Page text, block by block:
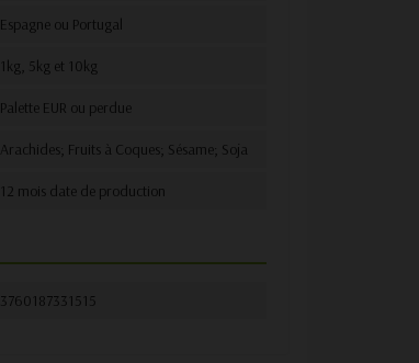
Espagne ou Portugal
1kg, 5kg et 10kg
Palette EUR ou perdue
Arachides; Fruits à Coques; Sésame; Soja
12 mois date de production
3760187331515